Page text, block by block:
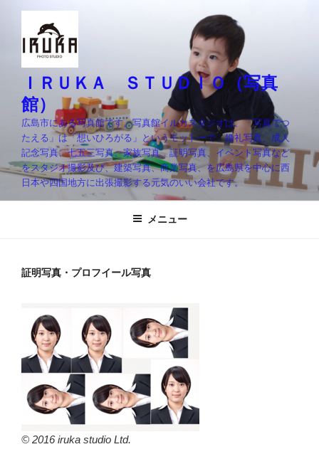
プ
ＩＲＵＫＡ ＳＴＵＤＩＯ（写真
館）
広島市にある写真館です。写真館イルカスタジオは、「写真でつ
たえる」は「想いひろがる」というモットーで、婚礼写真、成人
記念写真、七五三写真、家族写真、証明写真、イベント写真など
をスタジオ撮影及び、建築写真、商業写真、を広島県を中心に西
日本や四国地方に出張撮影する元気のいい会社です。
メニュー
証明写真・プロフイール写真
© 2016 iruka studio Ltd.